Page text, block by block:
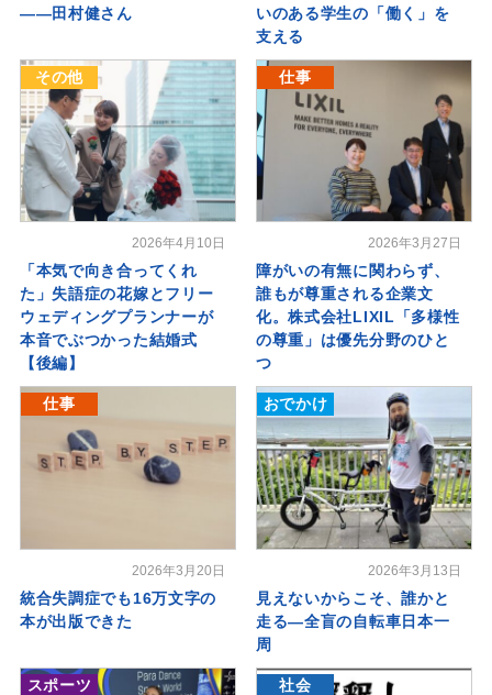
――田村健さん
いのある学生の「働く」を
支える
その他
2026年4月10日
「本気で向き合ってくれ
た」失語症の花嫁とフリー
ウェディングプランナーが
本音でぶつかった結婚式
【後編】
仕事
2026年3月27日
障がいの有無に関わらず、
誰もが尊重される企業文
化。株式会社LIXIL「多様性
の尊重」は優先分野のひと
つ
仕事
2026年3月20日
統合失調症でも16万文字の
本が出版できた
おでかけ
2026年3月13日
見えないからこそ、誰かと
走る―全盲の自転車日本一
周
スポーツ 社会